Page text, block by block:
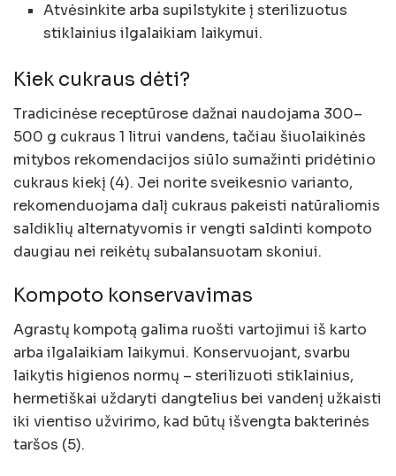
Atvėsinkite arba supilstykite į sterilizuotus
stiklainius ilgalaikiam laikymui.
Kiek cukraus dėti?
Tradicinėse receptūrose dažnai naudojama 300–
500 g cukraus 1 litrui vandens, tačiau šiuolaikinės
mitybos rekomendacijos siūlo sumažinti pridėtinio
cukraus kiekį (4). Jei norite sveikesnio varianto,
rekomenduojama dalį cukraus pakeisti natūraliomis
saldiklių alternatyvomis ir vengti saldinti kompoto
daugiau nei reikėtų subalansuotam skoniui.
Kompoto konservavimas
Agrastų kompotą galima ruošti vartojimui iš karto
arba ilgalaikiam laikymui. Konservuojant, svarbu
laikytis higienos normų – sterilizuoti stiklainius,
hermetiškai uždaryti dangtelius bei vandenį užkaisti
iki vientiso užvirimo, kad būtų išvengta bakterinės
taršos (5).